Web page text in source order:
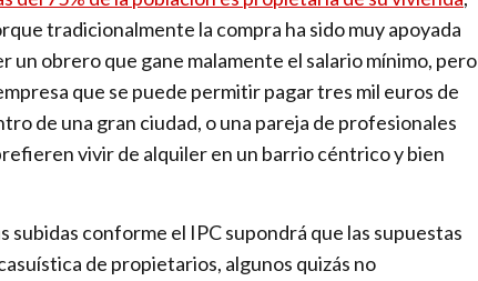
r
a
c
h
a
tradicionalmente la compra ha sido muy apoyada
un obrero que gane malamente el salario mínimo, pero
que se puede permitir pagar tres mil euros de
de una gran ciudad, o una pareja de profesionales
vivir de alquiler en un barrio céntrico y bien
subidas conforme el IPC supondrá que las supuestas
de propietarios, algunos quizás no